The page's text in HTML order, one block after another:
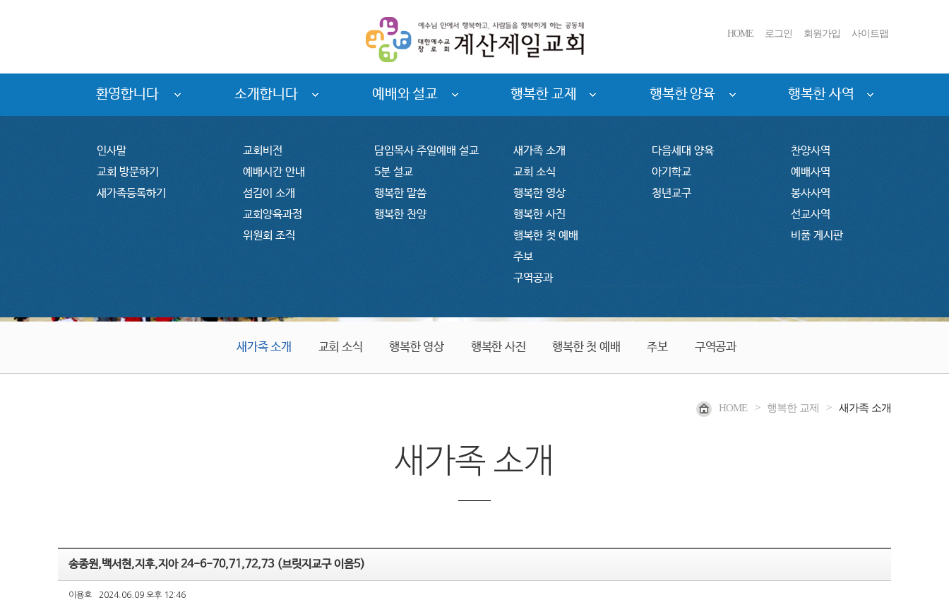
HOME 로그인 회원가입 사이트맵
환영합니다 소개합니다 예배와 설교 행복한 교제 행복한 양육 행복한 사역
인사말
교회 방문하기
새가족등록하기
교회비전
예배시간 안내
섬김이 소개
교회양육과정
위원회 조직
담임목사 주일예배 설교
5분 설교
행복한 말씀
행복한 찬양
새가족 소개
교회 소식
행복한 영상
행복한 사진
행복한 첫 예배
주보
구역공과
다음세대 양육
아기학교
청년교구
찬양사역
예배사역
봉사사역
선교사역
비품 게시판
새가족 소개 교회 소식 행복한 영상 행복한 사진 행복한 첫 예배 주보 구역공과
HOME > 행복한 교제 > 새가족 소개
새가족 소개
송종원,백서현,지후,지아 24-6-70,71,72,73 (브릿지교구 이음5)
이용호 2024.06.09 오후 12:46